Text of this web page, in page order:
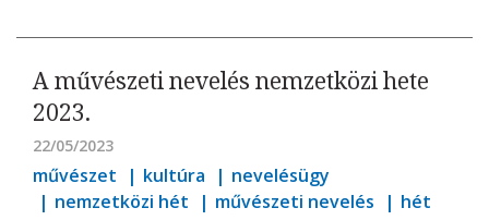
A művészeti nevelés nemzetközi hete
2023.
22/05/2023
művészet kultúra
nevelésügy
nemzetközi hét
művészeti nevelés hét